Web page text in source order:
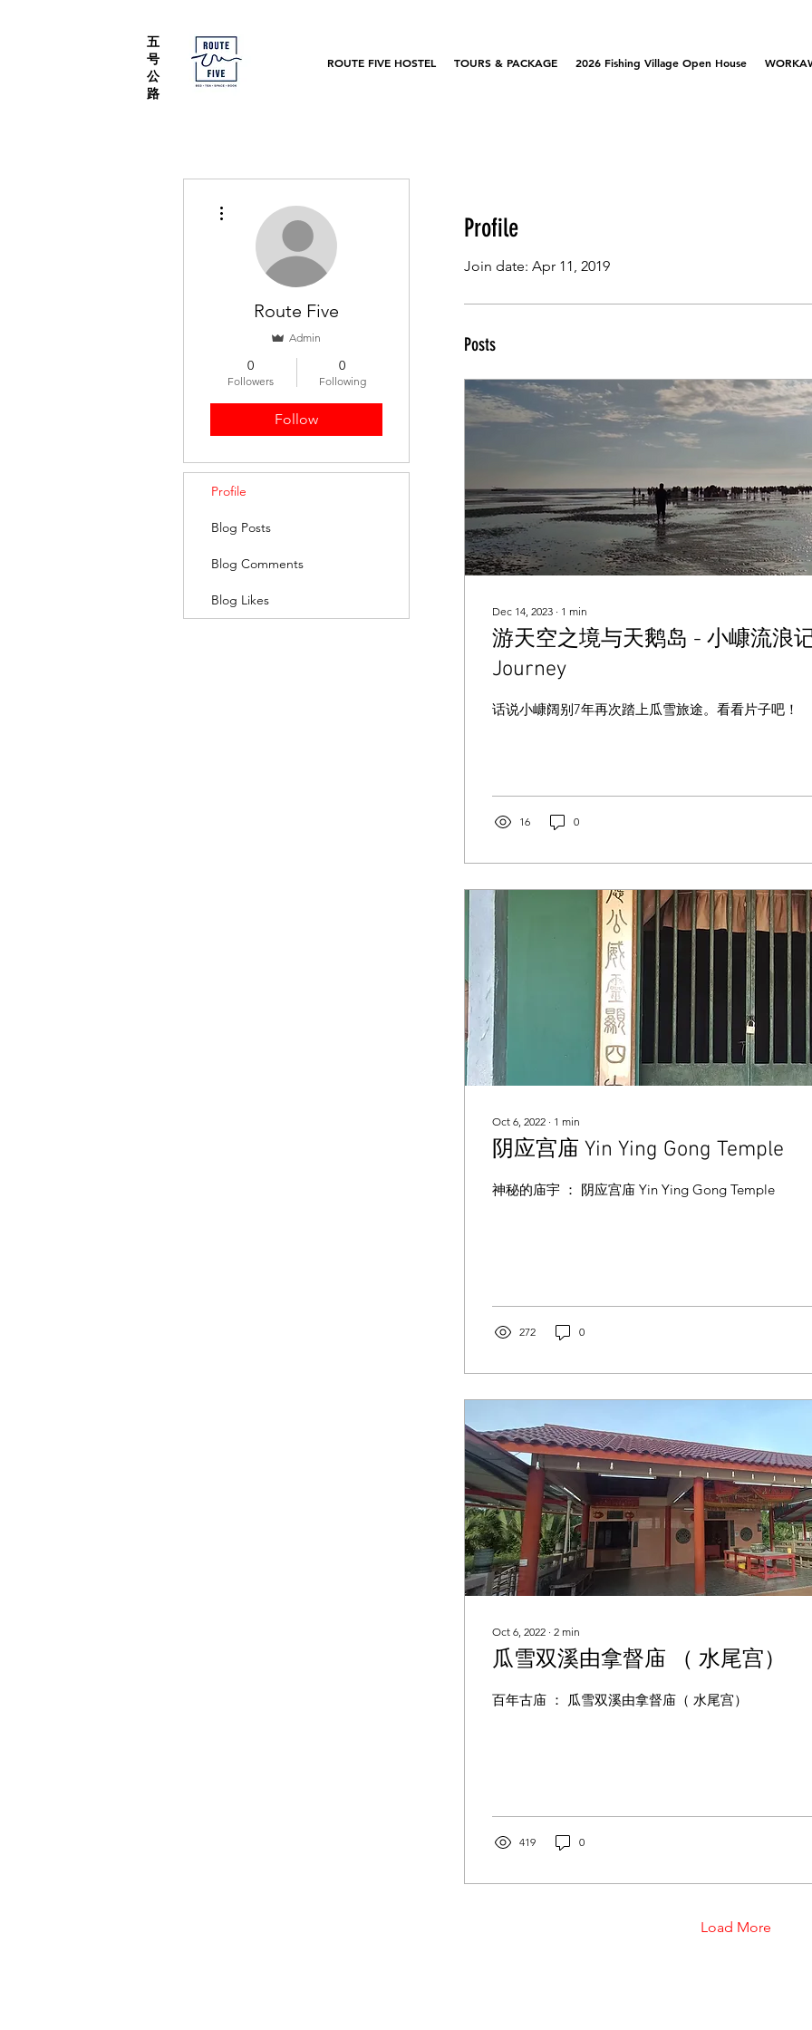
五
号
公
路
ROUTE FIVE HOSTEL TOURS & PACKAGE 2026 Fishing Village Open House
Profile
Join date: Apr 11, 2019
Posts
Dec 14, 2023 ∙ 1 min
游天空之境与天鹅岛 - 小嵻流浪
Journey
话说小嵻阔别7年再次踏上瓜雪旅途。看看片子吧！
16 0
Oct 6, 2022 ∙ 1 min
阴应宫庙 Yin Ying Gong Temple
神秘的庙宇 ： 阴应宫庙 Yin Ying Gong Temple
272 0
Oct 6, 2022 ∙ 2 min
瓜雪双溪由拿督庙 （ 水尾宫）
百年古庙 ： 瓜雪双溪由拿督庙（ 水尾宫）
419 0
Load More
Route Five
Admin
0
Followers
0
Following
Follow
Profile
Blog Posts
Blog Comments
Blog Likes